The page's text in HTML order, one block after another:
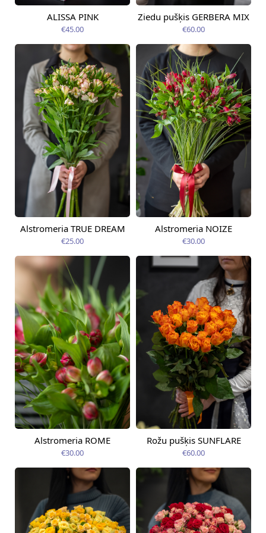
Pieejams šodien
ALISSA PINK
€45.00
Pieejams šodien
Ziedu pušķis GERBERA MIX
€60.00
Pieejams šodien
Alstromeria TRUE DREAM
€25.00
Pieejams šodien
Alstromeria NOIZE
€30.00
Pieejams šodien
Alstromeria ROME
€30.00
Pieejams šodien
Rožu pušķis SUNFLARE
€60.00